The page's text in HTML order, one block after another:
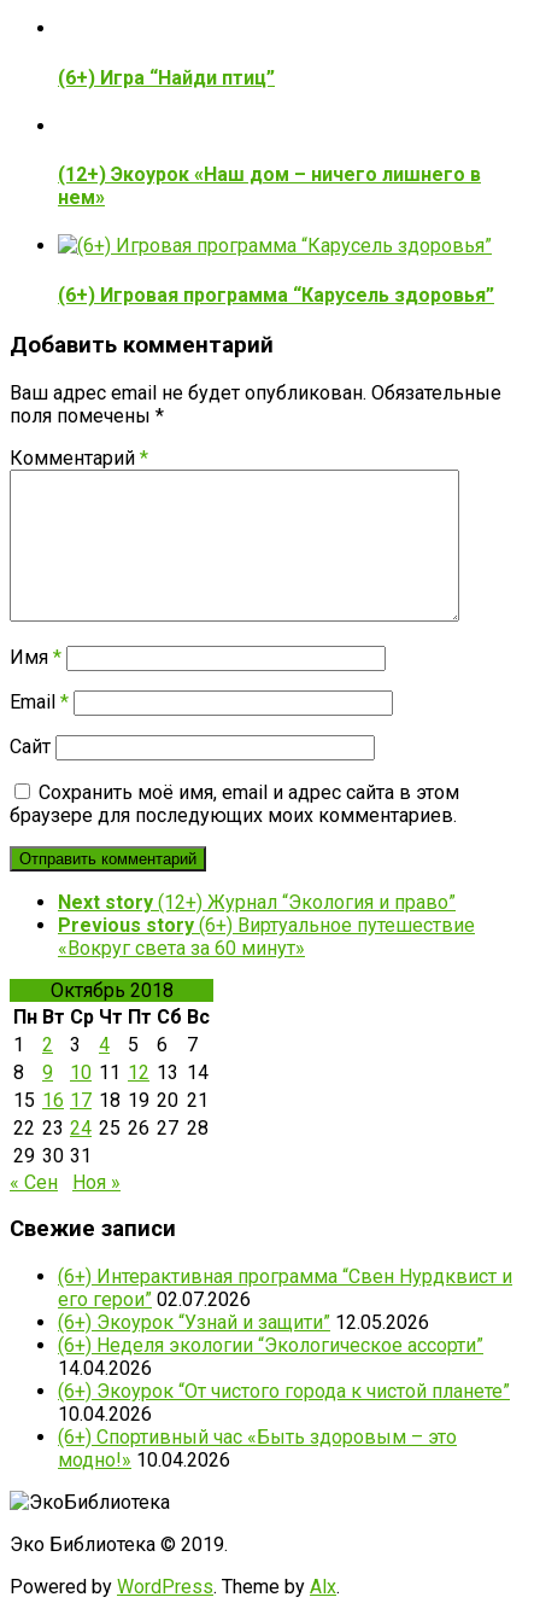
(6+) Игра “Найди птиц”
(12+) Экоурок «Наш дом – ничего лишнего в
нем»
(6+) Игровая программа “Карусель здоровья”
Добавить комментарий
Ваш адрес email не будет опубликован. Обязательные
поля помечены *
Комментарий *
Имя *
Email *
Сайт
Сохранить моё имя, email и адрес сайта в этом
браузере для последующих моих комментариев.
Next story (12+) Журнал “Экология и право”
Previous story (6+) Виртуальное путешествие
«Вокруг света за 60 минут»
Октябрь 2018
Пн Вт Ср Чт Пт Сб Вс
1
2 3 4 5 6
7
8
9 10 11 12 13 14
15 16 17 18 19 20 21
22 23 24 25 26 27 28
29 30 31
« Сен
Ноя »
Свежие записи
(6+) Интерактивная программа “Свен Нурдквист и
его герои” 02.07.2026
(6+) Экоурок “Узнай и защити” 12.05.2026
(6+) Неделя экологии “Экологическое ассорти”
14.04.2026
(6+) Экоурок “От чистого города к чистой планете”
10.04.2026
(6+) Спортивный час «Быть здоровым – это
модно!» 10.04.2026
Эко Библиотека © 2019.
Powered by WordPress. Theme by Alx.